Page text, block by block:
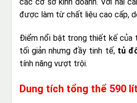
được làm từ chất liệu cao cấp,
Điểm nổi bật trong thiết kế của
tối giản nhưng đầy tinh tế, tủ
tính năng vượt trội.
Dung tích tổng thể 590